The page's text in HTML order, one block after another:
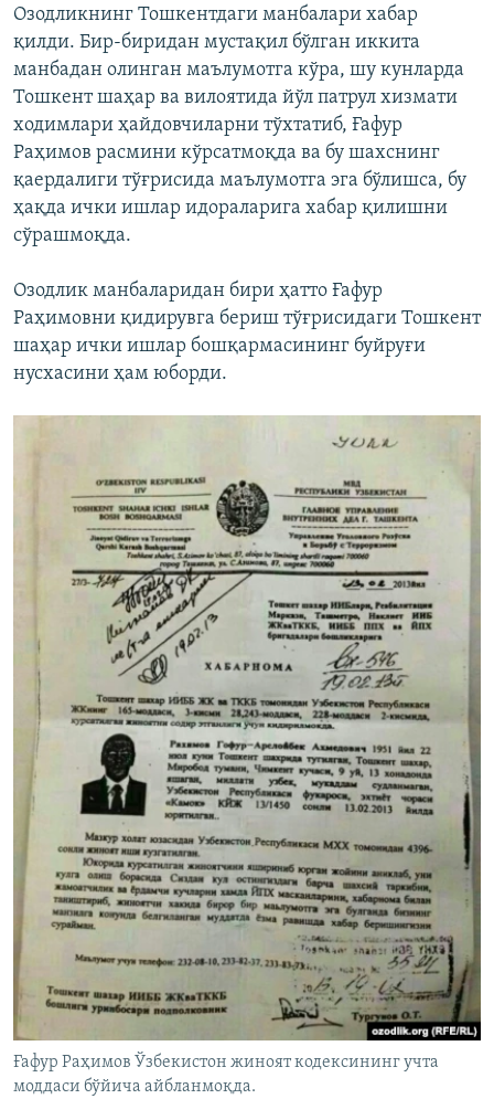
Озодликнинг Тошкентдаги манбалари хабар
қилди. Бир-биридан мустақил бўлган иккита
манбадан олинган маълумотга кўра, шу кунларда
Тошкент шаҳар ва вилоятида йўл патрул хизмати
ходимлари ҳайдовчиларни тўхтатиб, Ғафур
Раҳимов расмини кўрсатмоқда ва бу шахснинг
қаердалиги тўғрисида маълумотга эга бўлишса, бу
ҳақда ички ишлар идораларига хабар қилишни
сўрашмоқда.
Озодлик манбаларидан бири ҳатто Ғафур
Раҳимовни қидирувга бериш тўғрисидаги Тошкент
шаҳар ички ишлар бошқармасининг буйруғи
нусхасини ҳам юборди.
Ғафур Раҳимов Ўзбекистон жиноят кодексининг учта
моддаси бўйича айбланмоқда.